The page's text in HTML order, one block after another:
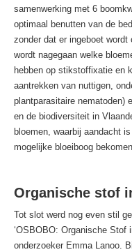
samenwerking met 6
optimaal benutten van de
zonder dat er ingeboet
wordt nagegaan welke
hebben op stikstoffixatie en
aantrekken van nuttigen,
plantparasitaire nematoden)
en de biodiversiteit in
bloemen, waarbij aandacht
mogelijke bloeiboog
Organische stof
Tot slot werd nog even stil
‘OSBOBO: Organische Stof
onderzoeker Emma Lanoo.